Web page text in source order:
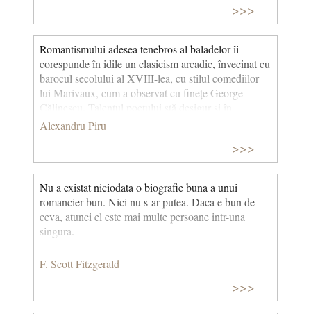
>>>
Romantismului adesea tenebros al baladelor îi
corespunde în idile un clasicism arcadic, învecinat cu
barocul secolului al XVIII-lea, cu stilul comediilor
lui Marivaux, cum a observat cu finețe George
Călinescu. Talentul poetului stă desigur și în
percepția sufletului pur, naiv, dar și în notația
provocate de micile răutăți ale îndrăgostiților însoțite
pe loc de remușcări și regrete, prezentate de obicei în
scurte scene dialogate, ca în Spinul. Capodopera
acestor jocuri ale iubirii și întâmplări este poemul
Dragoste învrăjbită. Lipsa oricărui convenționalism
și simplitatea compoziției fac farmecul mai tuturor
idilelor lui Coșbuc. (Despre Coșbuc)
Alexandru Piru
>>>
Nu a existat niciodata o biografie buna a unui
romancier bun. Nici nu s-ar putea. Daca e bun de
ceva, atunci el este mai multe persoane intr-una
singura.
F. Scott Fitzgerald
>>>